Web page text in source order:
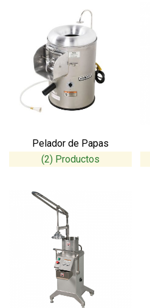
Pelador de Papas
(2)